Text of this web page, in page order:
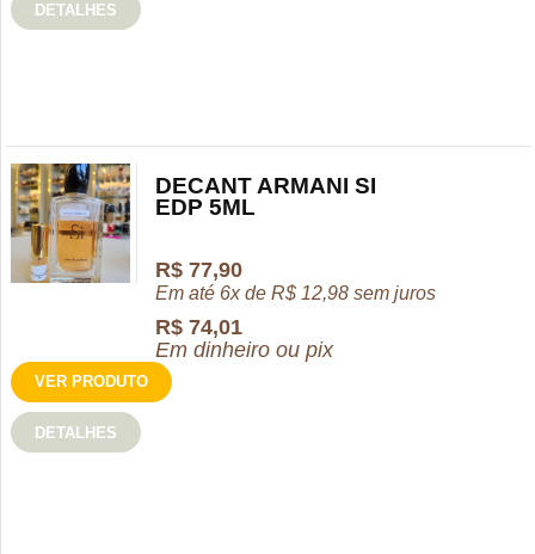
DETALHES
DECANT ARMANI SI
EDP 5ML
R$ 77,90
Em até 6x deR$ 12,98 sem juros
R$ 74,01
Em dinheiro ou pix
VER PRODUTO
DETALHES